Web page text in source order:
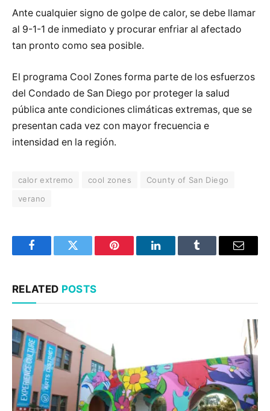
Ante cualquier signo de golpe de calor, se debe llamar
al 9-1-1 de inmediato y procurar enfriar al afectado
tan pronto como sea posible.
El programa Cool Zones forma parte de los esfuerzos
del Condado de San Diego por proteger la salud
pública ante condiciones climáticas extremas, que se
presentan cada vez con mayor frecuencia e
intensidad en la región.
calor extremo cool zones
County of San Diego
verano
FacebookTwitter Pinterest LinkedInTumblr Email
RELATED POSTS